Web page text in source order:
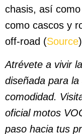
chasis, así
como cascos y
off-road (Source
Atrévete a vivir
diseñada para
comodidad.
oficial motos
paso hacia tus